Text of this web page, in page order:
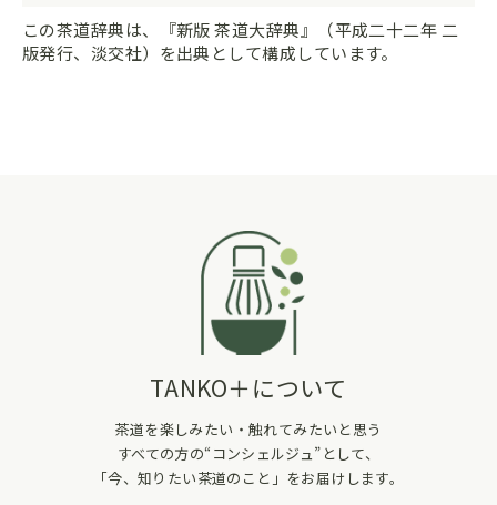
この茶道辞典は、『新版 茶道大辞典』（平成二十二年 二
版発行、淡交社）を出典として構成しています。
TANKO＋について
茶道を楽しみたい・触れてみたいと思う
すべての方の“コンシェルジュ”として、
「今、知りたい茶道のこと」をお届けします。